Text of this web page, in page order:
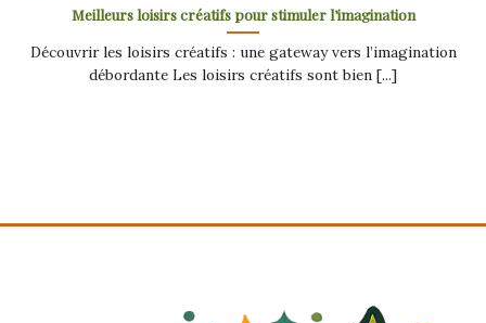
Meilleurs loisirs créatifs pour stimuler l’imagination
Découvrir les loisirs créatifs : une gateway vers l’imagination
débordante Les loisirs créatifs sont bien [...]